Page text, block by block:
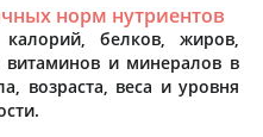
норм нутриентов
калорий, белков, жиров,
витаминов и минералов в
возраста, веса и уровня